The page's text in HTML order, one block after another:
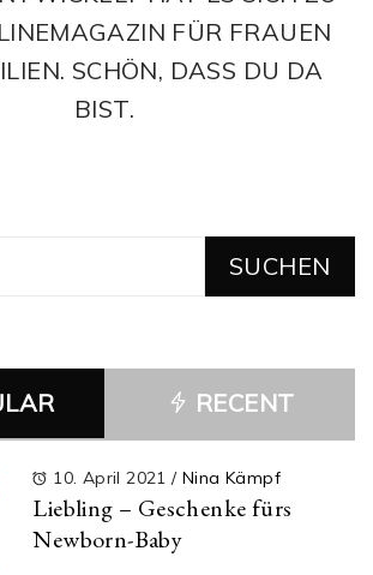
FÜR FRAUEN
SCHÖN, DASS DU DA
BIST.
RECENT
10. April 2021/ Nina Kämpf
Liebling – Geschenke fürs
Newborn-Baby